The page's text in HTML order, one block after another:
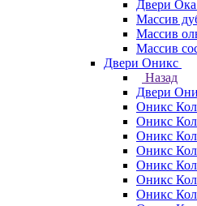
Двери Ока
Массив
Массив
Массив
Двери Оникс
Назад
Двери
Оникс
Оникс
Оникс
Оникс
Оникс
Оникс
Оникс